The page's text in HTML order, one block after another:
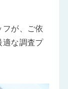
が、ご依
適な調査プ